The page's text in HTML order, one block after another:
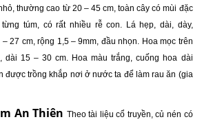
thường cao từ 20 – 45 cm, toàn cây có mùi đặc
túm, có rất nhiều rễ con. Lá hẹp, dài, dày,
27 cm, rộng 1,5 – 9mm, đầu nhọn. Hoa mọc trên
dài 15 – 30 cm. Hoa màu trắng, cuống hoa dài
được trồng khắp nơi ở nước ta để làm rau ăn (gia
An Thiên Theo tài liệu cổ truyền, củ nén có